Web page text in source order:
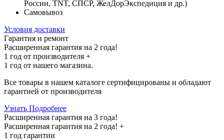
России, TNT, СПСР, ЖелДорЭкспедиция и др.)
Самовывоз
Условия доставки
Гарантия и ремонт
Расширенная гарантия на 2 года!
1 год от производителя +
1 год от нашего магазина.
Все товары в нашем каталоге сертифицированы и обладают
гарантией от производителя
Узнать Подробнее
Расширенная гарантия на 3 года!
Расширенная гарантия на 2 года! +
1 год гарантии